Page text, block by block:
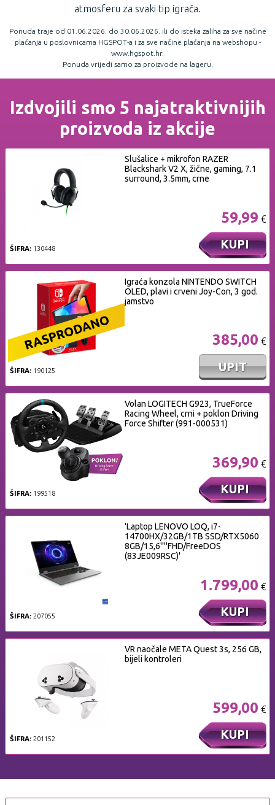
atmosferu za svaki tip igrača.
Ponuda traje od 01.06.2026. do 30.06.2026. ili do isteka zaliha za sve načine
plaćanja u poslovnicama HGSPOT-a i za sve načine plaćanja na webshopu -
www.hgspot.hr.
Ponuda vrijedi samo za proizvode na lageru.
Izdvojili smo 5 najatraktivnijih
proizvoda iz akcije
ŠIFRA: 130448
Slušalice + mikrofon RAZER
Blackshark V2 X, žične, gaming, 7.1
surround, 3.5mm, crne
59,99 €
KUPI
ŠIFRA: 190125
Igraća konzola NINTENDO SWITCH
OLED, plavi i crveni Joy-Con, 3 god.
jamstvo
385,00 €
UPIT
ŠIFRA: 199518
Volan LOGITECH G923, TrueForce
Racing Wheel, crni + poklon Driving
Force Shifter (991-000531)
369,90 €
KUPI
ŠIFRA: 207055
'Laptop LENOVO LOQ, i7-
14700HX/32GB/1TB SSD/RTX5060
8GB/15,6''''FHD/FreeDOS
(83JE009RSC)'
1.799,00 €
KUPI
ŠIFRA: 201152
VR naočale META Quest 3s, 256 GB,
bijeli kontroleri
599,00 €
KUPI